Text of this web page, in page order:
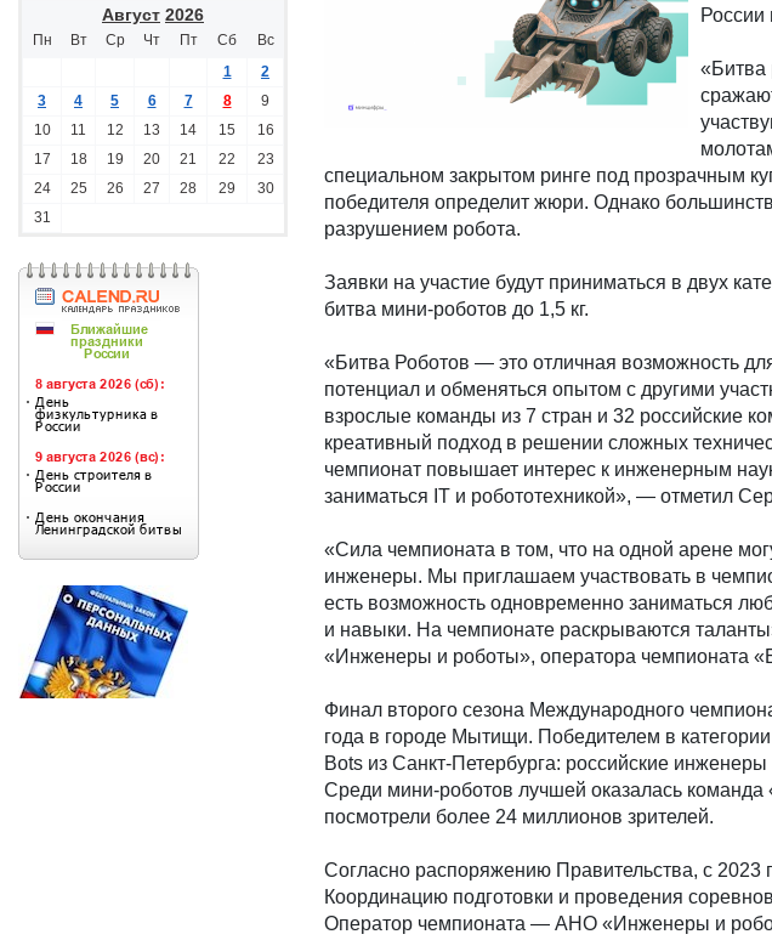
Август 2026
Пн Вт Ср Чт Пт Сб
Вс
1
2
3
4 5 6 7 8
9
10
11 12 13 14 15
16
17
18 19 20 21 22
23
24
25 26 27 28 29
30
31
России
«Битва
специальном закрытом ринге под прозрачным
победителя определит жюри. Однако
разрушением робота.
Заявки на участие будут приниматься в двух
битва мини-роботов до 1,5 кг.
«Битва Роботов — это отличная возможность
потенциал и обменяться опытом с другими
взрослые команды из 7 стран и 32 российские
креативный подход в решении сложных
чемпионат повышает интерес к инженерным
заниматься IT и робототехникой», — отметил
«Сила чемпионата в том, что на одной арене
инженеры. Мы приглашаем участвовать в
есть возможность одновременно заниматься
и навыки. На чемпионате раскрываются
«Инженеры и роботы», оператора чемпионата
Финал второго сезона Международного
года в городе Мытищи. Победителем в
Bots из Санкт-Петербурга: российские
Среди мини-роботов лучшей оказалась
посмотрели более 24 миллионов зрителей.
Согласно распоряжению Правительства, с 2023
Координацию подготовки и проведения
Оператор чемпионата — АНО «Инженеры и